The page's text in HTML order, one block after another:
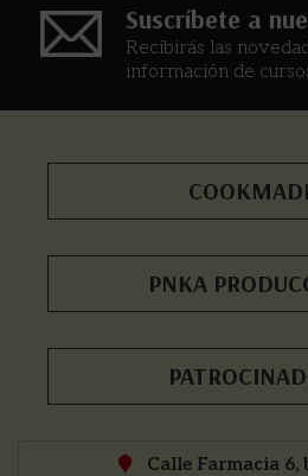
Suscríbete a
Recibirás las
información de
PNKA
Calle Farmacia 6,